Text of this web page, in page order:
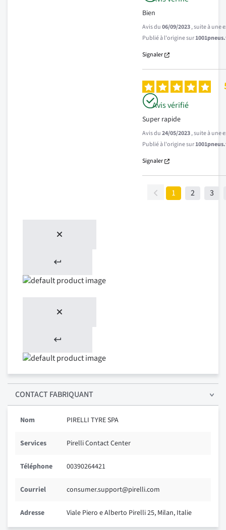
Bien
Avis du06/09/2023, suite à une
Publié à l'origine sur
Signaler
Avis vérifié
Super rapide
Avis du24/05/2023, suite à une
Publié à l'origine sur
Signaler
1 2 3
CONTACT FABRIQUANT
Nom PIRELLI TYRE SPA
Services Pirelli Contact Center
Téléphone 00390264421
Courriel consumer.support@pirelli.com
Adresse Viale Piero e Alberto Pirelli 25, Milan, Italie